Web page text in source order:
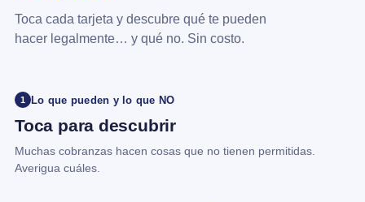
Toca cada tarjeta y descubre qué te pueden
hacer legalmente… y qué no. Sin costo.
1 Lo que pueden y lo que NO
Toca para descubrir
Muchas cobranzas hacen cosas que no tienen permitidas.
Averigua cuáles.